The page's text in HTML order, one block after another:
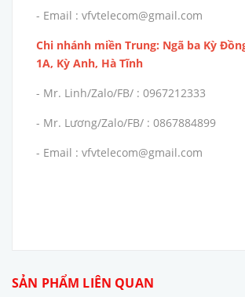
- Email : vfvtelecom@gmail.com
Chi nhánh miền Trung: Ngã ba Kỳ
1A, Kỳ Anh, Hà Tĩnh
- Mr. Linh/Zalo/FB/ : 0967212333
- Mr. Lương/Zalo/FB/ : 0867884899
- Email : vfvtelecom@gmail.com
SẢN PHẨM LIÊN QUAN